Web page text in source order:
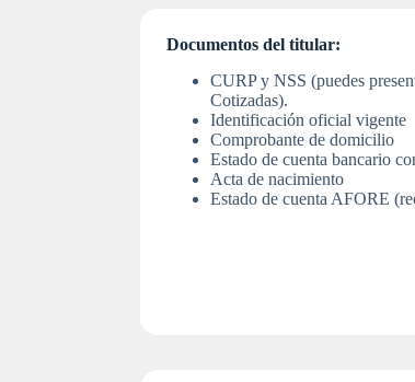
Documentos del titular:
CURP y NSS (puedes
Cotizadas).
Identificación oficial vigente
Comprobante de domicilio
Estado de cuenta bancario
Acta de nacimiento
Estado de cuenta AFORE